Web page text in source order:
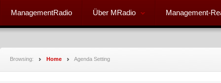
ManagementRadio Über MRadio Management-
Browsing: Home Agenda Setting